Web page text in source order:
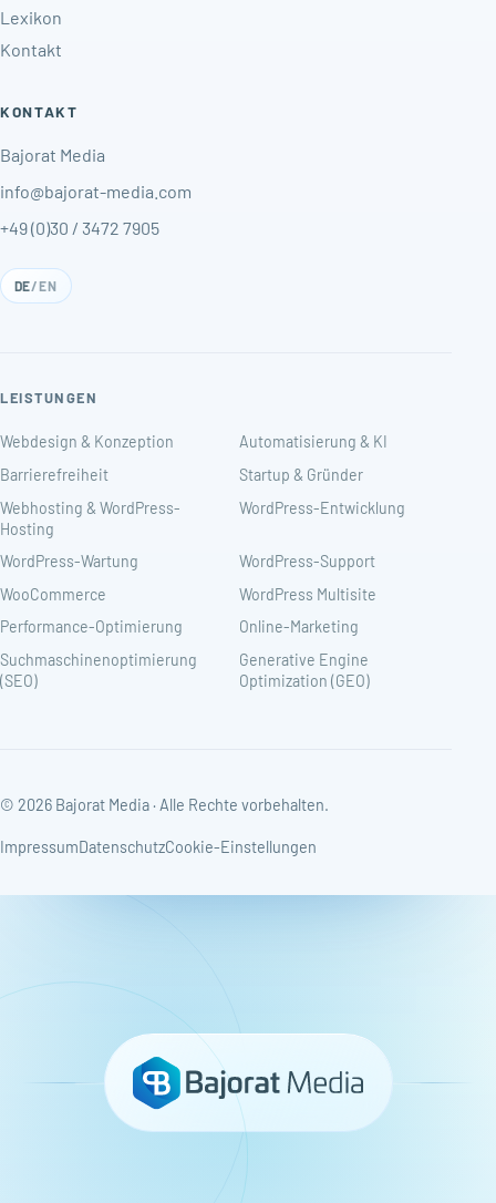
Lexikon
Kontakt
KONTAKT
Bajorat Media
info@bajorat-media.com
+49 (0)30 / 3472 7905
DE/EN
LEISTUNGEN
Webdesign & Konzeption
Automatisierung & KI
Barrierefreiheit
Startup & Gründer
Webhosting & WordPress-
Hosting
WordPress-Entwicklung
WordPress-Wartung
WordPress-Support
WooCommerce
WordPress Multisite
Performance-Optimierung
Online-Marketing
Suchmaschinenoptimierung
(SEO)
Generative Engine
Optimization (GEO)
© 2026 Bajorat Media · Alle Rechte vorbehalten.
ImpressumDatenschutzCookie-Einstellungen